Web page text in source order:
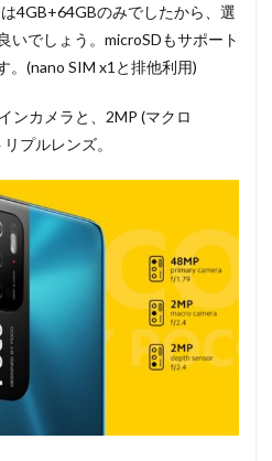
4GB+64GBのみでしたから、選
いでしょう。microSDもサポート
。(nano SIM x1と排他利用)
ンカメラと、2MP (マクロ
プルレンズ。